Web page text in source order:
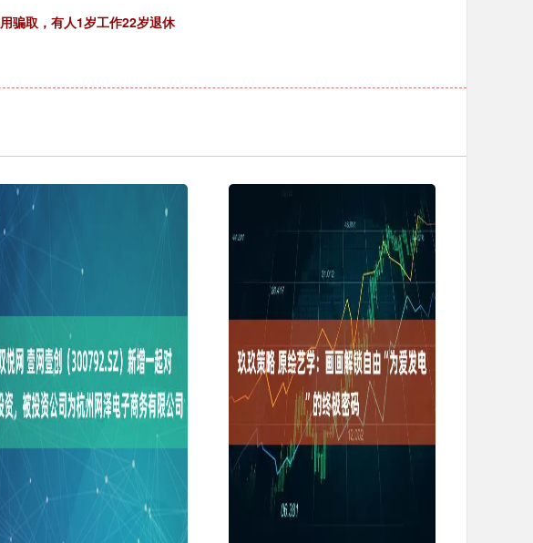
骗取，有人1岁工作22岁退休